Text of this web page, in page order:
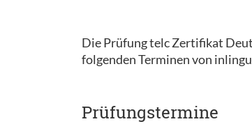
Die Prüfung telc Zertifikat
folgenden Terminen von
Prüfungstermine